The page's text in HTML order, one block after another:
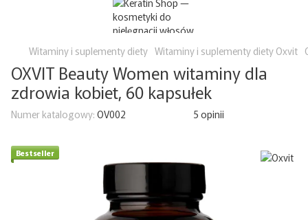
Witaminy i suplementy diety Witaminy i suplementy diety Oxvit
OXVIT Beauty Women witaminy dla
zdrowia kobiet, 60 kapsułek
Numer katalogowy: OV002 5 opinii
Bestseller